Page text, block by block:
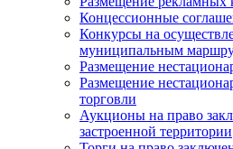
Концессионные
Конкурсы на
муниципальным
Размещение
Размещение
торговли
Аукционы на право
застроенной территории